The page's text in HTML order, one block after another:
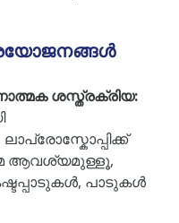
ശസ്ത്രക്രിയ:
ആവശ്യമുള്ളൂ,
പാടുകൾ